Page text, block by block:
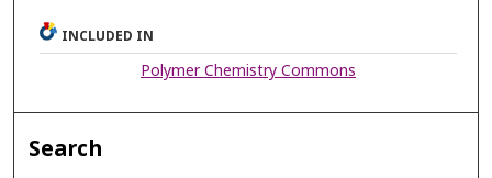
INCLUDED IN
Polymer Chemistry Commons
Search